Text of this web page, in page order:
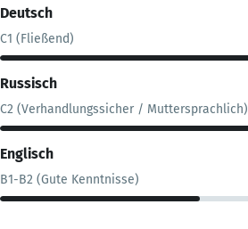
Deutsch
C1 (Fließend)
Russisch
C2 (Verhandlungssicher / Muttersprachlich)
Englisch
B1-B2 (Gute Kenntnisse)